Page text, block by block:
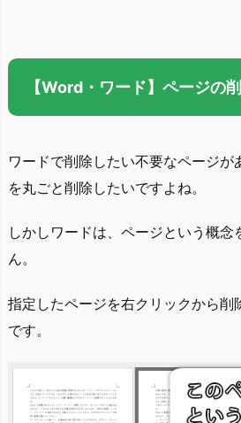
【Word・ワード】ページの
ワードで削除したい不要なページが
を丸ごと削除したいですよね。
しかしワードは、ページという概
ん。
指定したページを右クリックから削
です。